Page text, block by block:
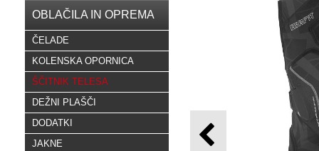
OBLAČILA IN OPREMA
ČELADE
KOLENSKA OPORNICA
ŠČITNIK TELESA
DEŽNI PLAŠČI
DODATKI
JAKNE